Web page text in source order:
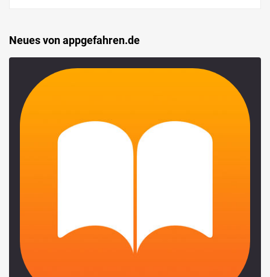
Neues von appgefahren.de